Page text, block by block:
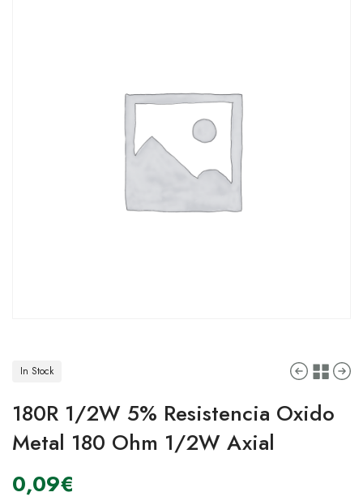
In Stock
180R 1/2W 5% Resistencia Oxido
Metal 180 Ohm 1/2W Axial
0,09€